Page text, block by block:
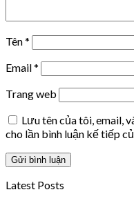
Tên*
Email*
Trang web
Lưu tên của tôi, email,
cho lần bình luận kế tiếp
Latest Posts